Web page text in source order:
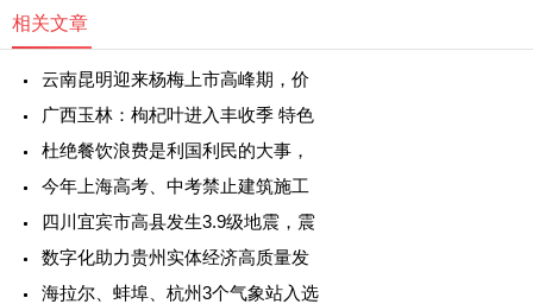
相关文章
云南昆明迎来杨梅上市高峰期，价
广西玉林：枸杞叶进入丰收季 特色
杜绝餐饮浪费是利国利民的大事，
今年上海高考、中考禁止建筑施工
四川宜宾市高县发生3.9级地震，震
数字化助力贵州实体经济高质量发
海拉尔、蚌埠、杭州3个气象站入选